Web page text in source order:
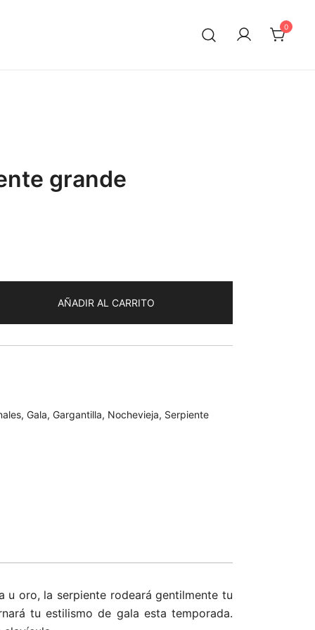
0
grande
AÑADIR AL CARRITO
, Gala, Gargantilla, Nochevieja, Serpiente
u oro, la serpiente rodeará gentilmente tu
tu estilismo de gala esta temporada.